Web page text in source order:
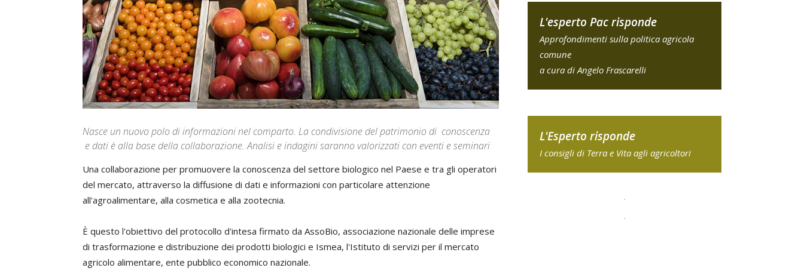
Nasce un nuovo polo di informazioni nel comparto. La condivisione del patrimonio di conoscenza
e dati è alla base della collaborazione. Analisi e indagini saranno valorizzati con eventi e seminari
Una collaborazione per promuovere la conoscenza del settore biologico nel Paese e tra gli operatori
del mercato, attraverso la diffusione di dati e informazioni con particolare attenzione
all'agroalimentare, alla cosmetica e alla zootecnia.
È questo l'obiettivo del protocollo d'intesa firmato da AssoBio, associazione nazionale delle imprese
di trasformazione e distribuzione dei prodotti biologici e Ismea, l'Istituto di servizi per il mercato
agricolo alimentare, ente pubblico economico nazionale.
L'esperto Pac risponde
Approfondimenti sulla politica agricola
comune
a cura di Angelo Frascarelli
L'Esperto risponde
I consigli di Terra e Vita agli agricoltori